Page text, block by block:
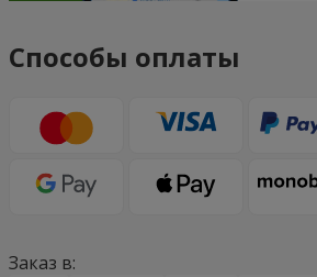
Способы оплаты
Заказ в: